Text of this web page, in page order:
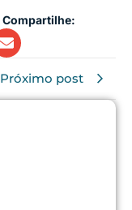
Compartilhe:
Próximo post